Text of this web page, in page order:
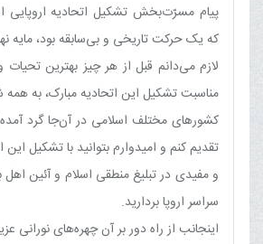
پیام مسرّت‌بخش تشکیل اتحادیه اروپایی
که یک حرکت تاریخی و بی‌سابقه بود، مایه
لازم می‌دانم قبل از هر چیز بهترین تحیات
مناسبت تشکیل این اتحادیه مبارک، به همه
کشورهای مختلف اسلامی در آن‌جا گرد
تقدیم کنم و امیدوارم بتوانید با تشکیل این
و مفیدی در تبلیغ منطقی اسلام و آئین اهل
سراسر اروپا بردارید.
اینجانب از راه دور بر آن چهره‌های نورانی